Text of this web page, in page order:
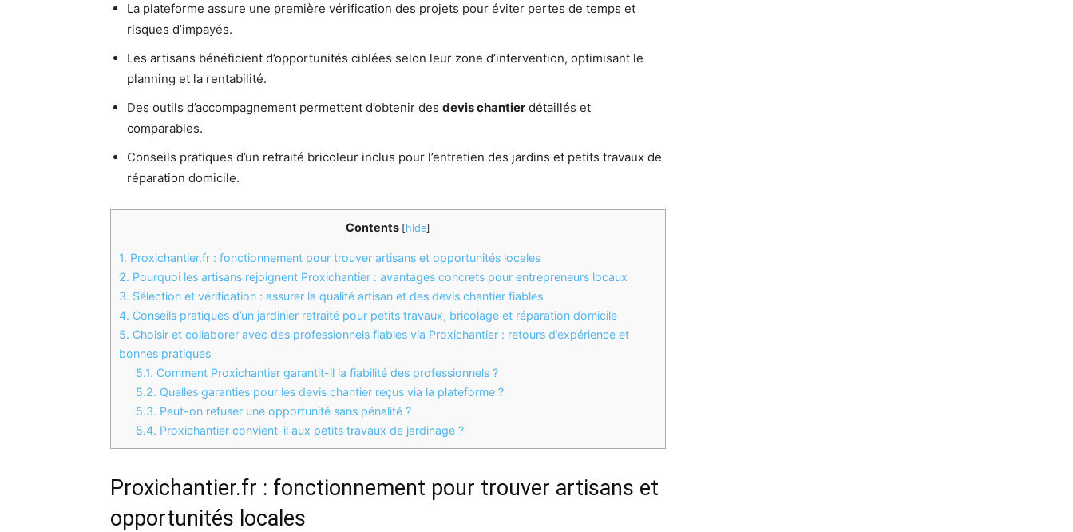
La plateforme assure une première vérification des projets pour éviter pertes de temps et
risques d’impayés.
Les artisans bénéficient d’opportunités ciblées selon leur zone d’intervention, optimisant le
planning et la rentabilité.
Des outils d’accompagnement permettent d’obtenir des devis chantier détaillés et
comparables.
Conseils pratiques d’un retraité bricoleur inclus pour l’entretien des jardins et petits travaux de
réparation domicile.
Contents [hide]
1. Proxichantier.fr : fonctionnement pour trouver artisans et opportunités locales
2. Pourquoi les artisans rejoignent Proxichantier : avantages concrets pour entrepreneurs locaux
3. Sélection et vérification : assurer la qualité artisan et des devis chantier fiables
4. Conseils pratiques d’un jardinier retraité pour petits travaux, bricolage et réparation domicile
5. Choisir et collaborer avec des professionnels fiables via Proxichantier : retours d’expérience et
bonnes pratiques
5.1. Comment Proxichantier garantit-il la fiabilité des professionnels ?
5.2. Quelles garanties pour les devis chantier reçus via la plateforme ?
5.3. Peut-on refuser une opportunité sans pénalité ?
5.4. Proxichantier convient-il aux petits travaux de jardinage ?
Proxichantier.fr : fonctionnement pour trouver artisans et
opportunités locales